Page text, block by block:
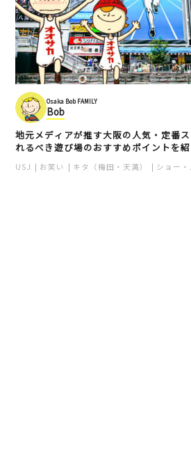
Osaka Bob FAMILY
Bob
地元メディアが推す大阪の人気・定番
れるべき遊び場のおすすめポイントを
USJ お笑い キタ（梅田・天満） ショー